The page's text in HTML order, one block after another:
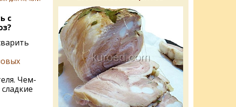
с
Чем-